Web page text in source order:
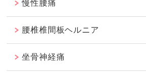
慢性腰痛
腰椎椎間板ヘルニア
坐骨神経痛